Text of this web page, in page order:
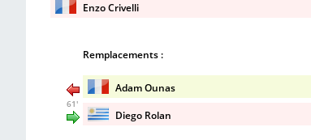
Enzo Crivelli
Remplacements :
Adam Ounas
61'
Diego Rolan